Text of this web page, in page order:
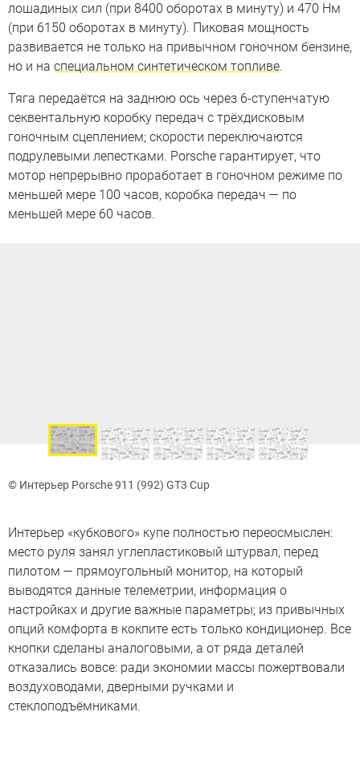
лошадиных сил (при 8400 оборотах в минуту) и 470 Нм
(при 6150 оборотах в минуту). Пиковая мощность
развивается не только на привычном гоночном бензине,
но и на специальном синтетическом топливе.
Тяга передаётся на заднюю ось через 6-ступенчатую
секвентальную коробку передач с трёхдисковым
гоночным сцеплением; скорости переключаются
подрулевыми лепестками. Porsche гарантирует, что
мотор непрерывно проработает в гоночном режиме по
меньшей мере 100 часов, коробка передач — по
меньшей мере 60 часов.
© Интерьер Porsche 911 (992) GT3 Cup
Интерьер «кубкового» купе полностью переосмыслен:
место руля занял углепластиковый штурвал, перед
пилотом — прямоугольный монитор, на который
выводятся данные телеметрии, информация о
настройках и другие важные параметры; из привычных
опций комфорта в кокпите есть только кондиционер. Все
кнопки сделаны аналоговыми, а от ряда деталей
отказались вовсе: ради экономии массы пожертвовали
воздуховодами, дверными ручками и
стеклоподъёмниками.